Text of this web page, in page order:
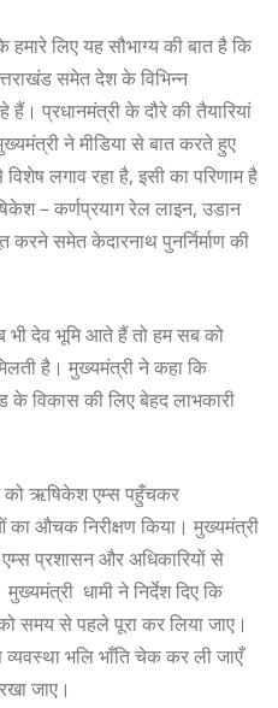
लिए यह सौभाग्य की बात है कि
समेत देश के विभिन्न
प्रधानमंत्री के दौरे की तैयारियां
ने मीडिया से बात करते हुए
लगाव रहा है, इसी का परिणाम है
– कर्णप्रयाग रेल लाइन, उडान
समेत केदारनाथ पुनर्निर्माण की
भी देव भूमि आते हैं तो हम सब को
है। मुख्यमंत्री ने कहा कि
के विकास की लिए बेहद लाभकारी
को ऋषिकेश एम्स पहुँचकर
का औचक निरीक्षण किया। मुख्यमंत्री
प्रशासन और अधिकारियों से
धामी ने निर्देश दिए कि
समय से पहले पूरा कर लिया जाए।
भलि भाँति चेक कर ली जाएँ
जाए।